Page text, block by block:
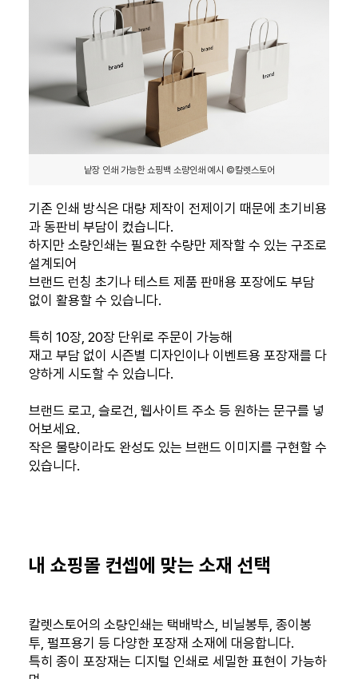
낱장 인쇄 가능한 쇼핑백 소량인쇄 예시 ©칼렛스토어
기존 인쇄 방식은 대량 제작이 전제이기 때문에 초기비용
과 동판비 부담이 컸습니다.
하지만 소량인쇄는 필요한 수량만 제작할 수 있는 구조로
설계되어
브랜드 런칭 초기나 테스트 제품 판매용 포장에도 부담
없이 활용할 수 있습니다.
특히 10장, 20장 단위로 주문이 가능해
재고 부담 없이 시즌별 디자인이나 이벤트용 포장재를 다
양하게 시도할 수 있습니다.
브랜드 로고, 슬로건, 웹사이트 주소 등 원하는 문구를 넣
어보세요.
작은 물량이라도 완성도 있는 브랜드 이미지를 구현할 수
있습니다.
내 쇼핑몰 컨셉에 맞는 소재 선택
칼렛스토어의 소량인쇄는 택배박스, 비닐봉투, 종이봉
투, 펄프용기 등 다양한 포장재 소재에 대응합니다.
특히 종이 포장재는 디지털 인쇄로 세밀한 표현이 가능하